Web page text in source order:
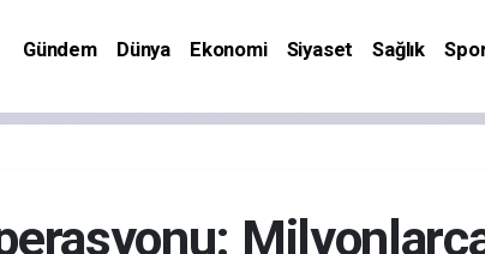
Gündem Dünya Ekonomi Siyaset Sağlık